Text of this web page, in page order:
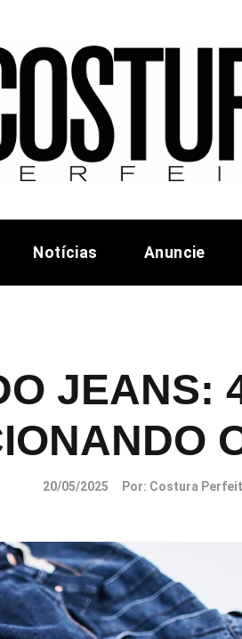
Notícias Anuncie
JEANS:
20/05/2025 Por: Costura